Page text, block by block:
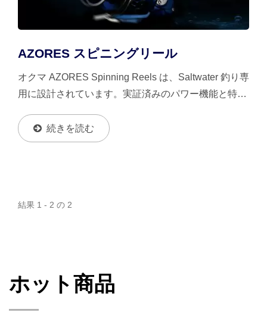
AZORES スピニングリール
オクマ AZORES Spinning Reels は、saltwater 釣り専
用に設計されています。実証済みのパワー機能と特許
社よりもはるかに耐久性があり、強力で、スムーズで
す。
続きを読む
結果 1 - 2 の 2
ホット商品